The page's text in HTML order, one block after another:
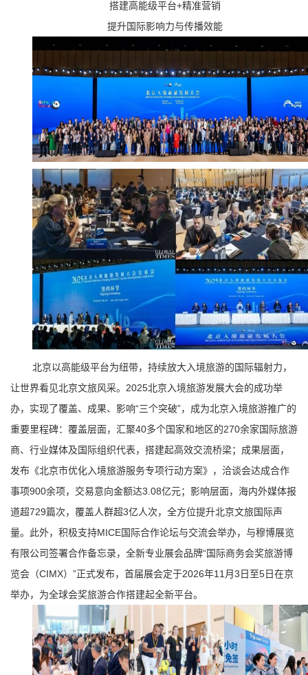
搭建高能级平台+精准营销
提升国际影响力与传播效能
北京以高能级平台为纽带，持续放大入境旅游的国际辐射力，
让世界看见北京文旅风采。2025北京入境旅游发展大会的成功举
办，实现了覆盖、成果、影响“三个突破”，成为北京入境旅游推广的
重要里程碑：覆盖层面，汇聚40多个国家和地区的270余家国际旅游
商、行业媒体及国际组织代表，搭建起高效交流桥梁；成果层面，
发布《北京市优化入境旅游服务专项行动方案》，洽谈会达成合作
事项900余项，交易意向金额达3.08亿元；影响层面，海内外媒体报
道超729篇次，覆盖人群超3亿人次，全方位提升北京文旅国际声
量。此外，积极支持MICE国际合作论坛与交流会举办，与穆博展览
有限公司签署合作备忘录，全新专业展会品牌“国际商务会奖旅游博
览会（CIMX）”正式发布，首届展会定于2026年11月3日至5日在京
举办，为全球会奖旅游合作搭建起全新平台。